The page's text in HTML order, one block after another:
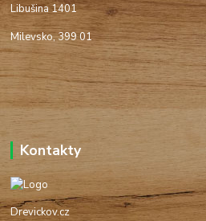
Libušina 1401
Milevsko, 399 01
Kontakty
Drevickov.cz